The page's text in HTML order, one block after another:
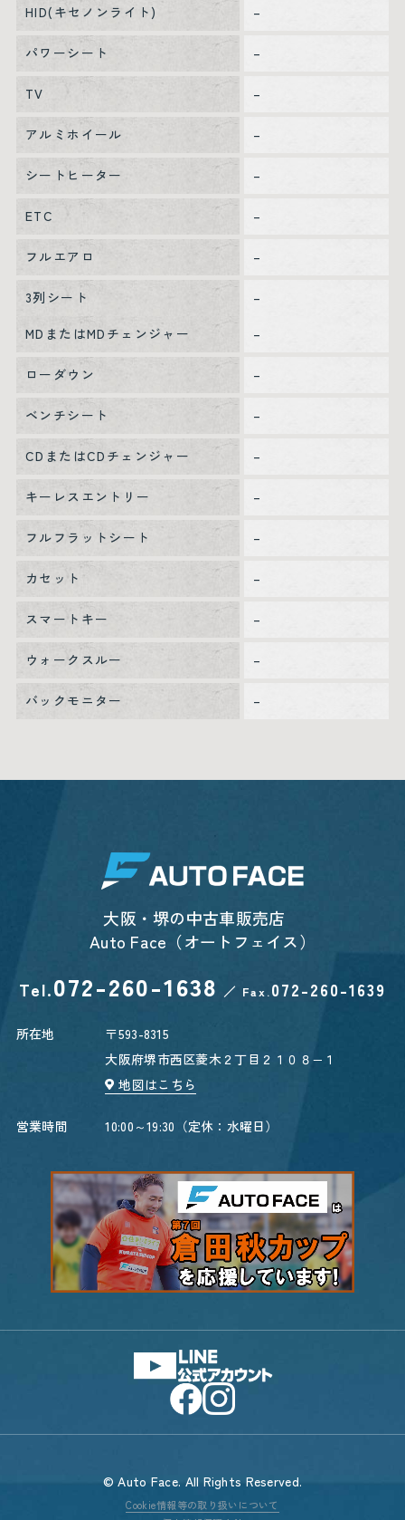
HID(キセノンライト) –
パワーシート –
TV –
アルミホイール –
シートヒーター –
ETC –
フルエアロ –
3列シート
–
MDまたはMDチェンジャー
–
ローダウン –
ベンチシート –
CDまたはCDチェンジャー –
キーレスエントリー –
フルフラットシート –
カセット –
スマートキー –
ウォークスルー –
バックモニター –
大阪・堺の中古車販売店
Auto Face（オートフェイス）
Tel.072-260-1638 ／ Fax.072-260-1639
所在地
〒593-8315
大阪府堺市西区菱木２丁目２１０８−１
地図はこちら
営業時間 10:00～19:30（定休：水曜日）
© Auto Face. All Rights Reserved.
Cookie情報等の取り扱いについて